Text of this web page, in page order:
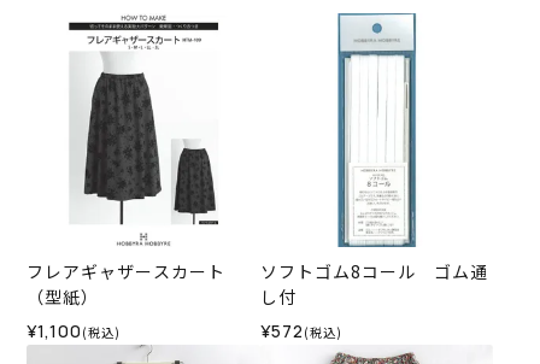
フレアギャザースカート
（型紙）
¥1,100 (税込)
ソフトゴム8コール ゴム通
し付
¥572 (税込)